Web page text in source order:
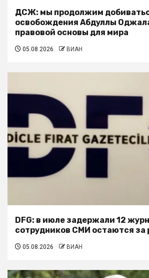
ДСЖ: мы продолжим
освобождения Абдуллы
правовой основы для мира
05.08.2026 ВИАН
DFG: в июле задержали 12
сотрудников СМИ остаются за
05.08.2026 ВИАН